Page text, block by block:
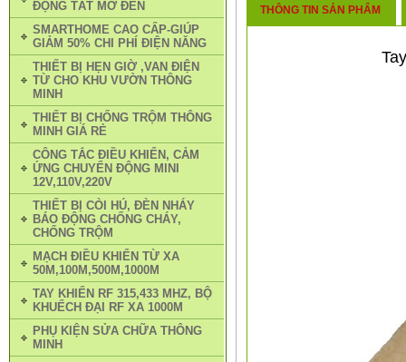
ĐỘNG TẮT MỞ ĐÈN
SMARTHOME CAO CẤP-GIÚP
GIẢM 50% CHI PHÍ ĐIỆN NĂNG
THIẾT BỊ HẸN GIỜ ,VAN ĐIỆN
TỪ CHO KHU VƯỜN THÔNG
MINH
THIẾT BỊ CHỐNG TRỘM THÔNG
MINH GIÁ RẺ
CÔNG TẮC ĐIỀU KHIỂN, CẢM
ỨNG CHUYỂN ĐỘNG MINI
12V,110V,220V
THIẾT BỊ CÒI HÚ, ĐÈN NHÁY
BÁO ĐỘNG CHỐNG CHÁY,
CHỐNG TRỘM
MẠCH ĐIỀU KHIỂN TỪ XA
50M,100M,500M,1000M
TAY KHIỂN RF 315,433 MHZ, BỘ
KHUẾCH ĐẠI RF XA 1000M
PHỤ KIỆN SỬA CHỮA THÔNG
MINH
THÔNG TIN SẢN PHẨM